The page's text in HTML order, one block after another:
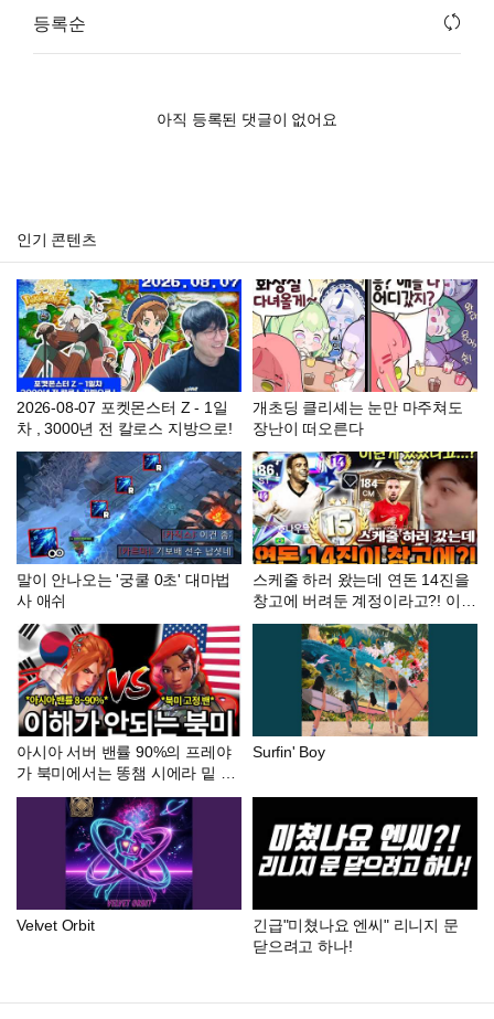
등록순
아직 등록된 댓글이 없어요
인기 콘텐츠
2026-08-07 포켓몬스터 Z - 1일
차 , 3000년 전 칼로스 지방으로!
개초딩 클리셰는 눈만 마주쳐도
장난이 떠오른다
말이 안나오는 '궁쿨 0초' 대마법
사 애쉬
스케줄 하러 왔는데 연돈 14진을
창고에 버려둔 계정이라고?! 이런
건 다 어디서 나온거야 ㄷㄷ | FC
아시아 서버 밴률 90%의 프레야
가 북미에서는 똥챔 시에라 밑 한
번 관찰해봤습니다
Surfin' Boy
Velvet Orbit
긴급"미쳤나요 엔씨" 리니지 문
닫으려고 하나!